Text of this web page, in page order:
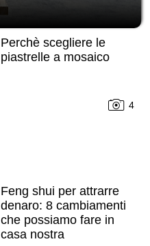
Perchè scegliere le
piastrelle a mosaico
4
Feng shui per attrarre
denaro: 8 cambiamenti
che possiamo fare in
casa nostra